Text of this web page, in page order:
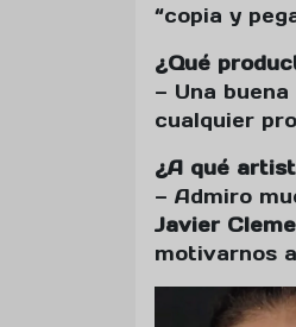
“copia y
¿Qué
— Una
cualquier
¿A qué
— Admiro
Javier
motivarnos